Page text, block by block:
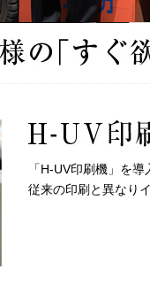
「H-UV印刷機」を
従来の印刷と異なり